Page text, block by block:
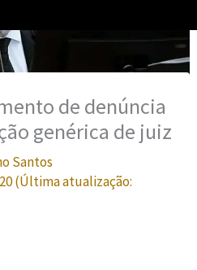
de denúncia
genérica de juiz
Santos
(Última atualização: